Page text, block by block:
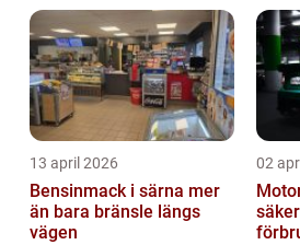
13 april 2026
Bensinmack i särna mer
än bara bränsle längs
vägen
02